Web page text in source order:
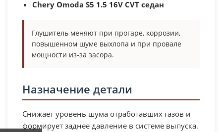
Chery Omoda S5 1.5 16V CVT седан
Глушитель меняют при прогаре, коррозии,
повышенном шуме выхлопа и при провале
мощности из-за засора.
Назначение детали
Снижает уровень шума отработавших газов и
формирует заднее давление в системе выпуска.